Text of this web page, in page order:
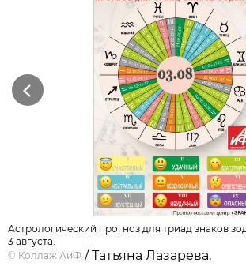
Previous
Астрологический прогноз для триад знаков
3 августа.
© Коллаж АиФ / Татьяна Лазарева.